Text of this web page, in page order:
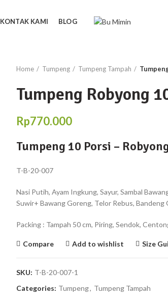
KONTAK KAMI BLOG
Home Tumpeng Tumpeng Tampah
Tumpeng Robyong
Rp770.000
Tumpeng 10 Porsi –
T-B-20-007
Nasi Putih, Ayam Ingkung, Sayur, Sambal
Suwir+ Bawang Goreng, Telor Rebus,
Packing : Tampah 50 cm, Piring, Sendok,
Compare Add to wishlist Size
SKU: T-B-20-007-1
Categories: Tumpeng, Tumpeng Tampah